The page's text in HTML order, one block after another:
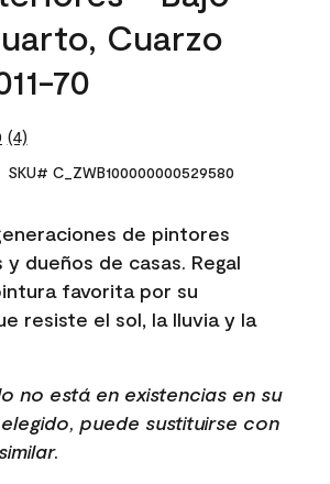
Cuarzo
70
Read
Reviews.
link.
(4)
SKU# C_ZWB100000000529580
de pintores
dueños de casas. Regal
favorita por su
resiste el sol, la lluvia y la
no está en existencias en su
puede sustituirse con